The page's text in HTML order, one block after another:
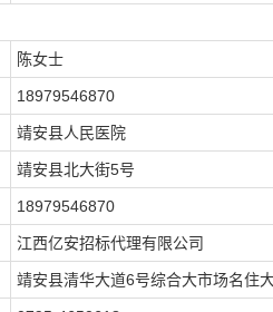
陈女士
18979546870
靖安县人民医院
靖安县北大街5号
18979546870
江西亿安招标代理有限公司
靖安县清华大道6号综合大市场名住